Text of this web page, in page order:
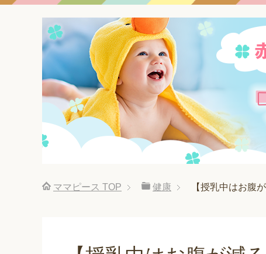
ママピース TOP 健康 【授乳中はお腹